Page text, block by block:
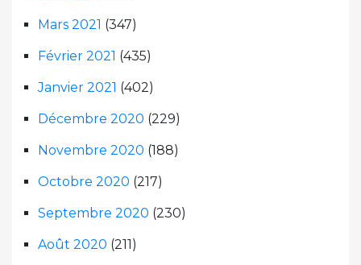
Mars 2021 (347)
Février 2021 (435)
Janvier 2021 (402)
Décembre 2020 (229)
Novembre 2020 (188)
Octobre 2020 (217)
Septembre 2020 (230)
Août 2020 (211)